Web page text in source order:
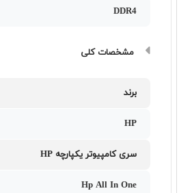
DDR4
مشخصات کلی
برند
HP
سری کامپیوتر یکپارچه HP
Hp All In One